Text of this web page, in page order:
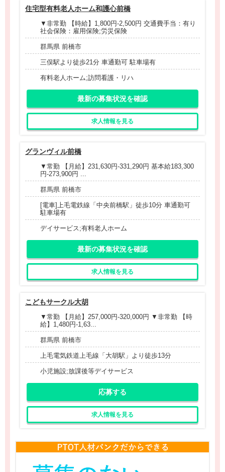
住宅型有料老人ホーム和護心前橋
▼非常勤 【時給】1,800円‐2,500円 交通費手当：有り
社会保険：雇用保険;労災保険
群馬県 前橋市
三俣駅より徒歩21分 車通勤可 駐車場有
有料老人ホーム;訪問看護・リハ
最新の募集状況を確認
求人情報を見る
グランヴィル前橋
▼常勤 【月給】231,630円-331,290円 基本給183,300
円-273,900円 ...
群馬県 前橋市
[電車]上毛電鉄線「中央前橋駅」徒歩10分 車通勤可
駐車場有
デイサービス;有料老人ホーム
最新の募集状況を確認
求人情報を見る
こどもサークル大胡
▼常勤 【月給】257,000円‐320,000円 ▼非常勤 【時
給】1,480円‐1,63...
群馬県 前橋市
上毛電気鉄道上毛線「大胡駅」より徒歩13分
小児施設;放課後等デイサービス
応募する
求人情報を見る